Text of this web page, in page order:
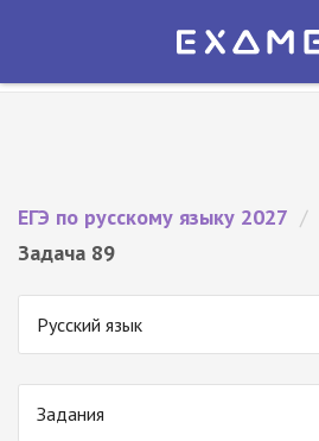
Экзамер — ЕГЭ 2027
ЕГЭ по русскому языку 2027 /
Задача 89
Русский язык
Задания